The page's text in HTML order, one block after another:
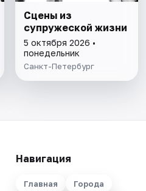
Сцены из
супружеской жизни
5 октября 2026 •
понедельник
Санкт-Петербург
Навигация
Главная Города